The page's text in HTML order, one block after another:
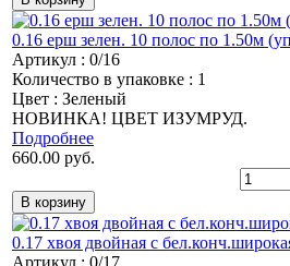
0.16 ерш зелен. 10 полос по 1.50м
Артикул : 0/16
Количество в упаковке : 1
Цвет : Зеленый
НОВИНКА! ЦВЕТ ИЗУМРУД.
Подробнее
660.00 руб.
0.17 хвоя двойная с